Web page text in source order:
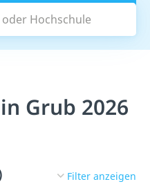
Suchen
Grub 2026
Filter anzeigen